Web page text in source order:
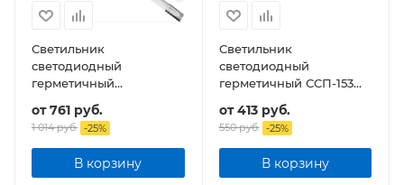
Светильник
светодиодный
герметичный
36Вт 230В 4500Лм
125лм/Вт 1200мм IP65
от761 руб.
1 014 руб. -25%
В корзину
Светильник
светодиодный
герметичный ССП-153
1200мм IP65
от413 руб.
550 руб. -25%
В корзину